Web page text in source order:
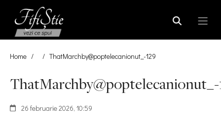
Home / / ThatMarchby@poptelecanionut_-129
ThatMarchby@poptelecanionut_-
26 februarie 2026, 10:59